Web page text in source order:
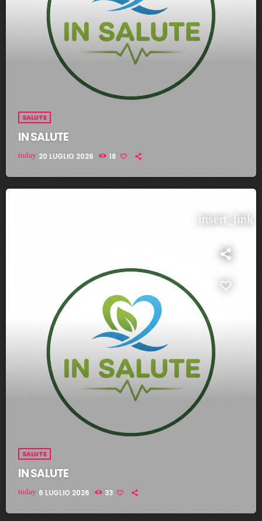
SALUTE
IN SALUTE
today 20 LUGLIO 2026 18
insert_link
SALUTE
IN SALUTE
today 6 LUGLIO 2026 33